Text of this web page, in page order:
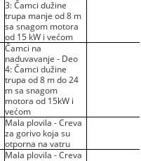
3: Čamci dužine
trupa manje od 8 m
sa snagom motora
od 15 kW i većom
Čamci na
naduvavanje - Deo
4: Čamci dužine
trupa od 8 m do 24
m sa snagom
motora od 15kW i
većom
Mala plovila - Creva
za gorivo koja su
otporna na vatru
Mala plovila - Creva